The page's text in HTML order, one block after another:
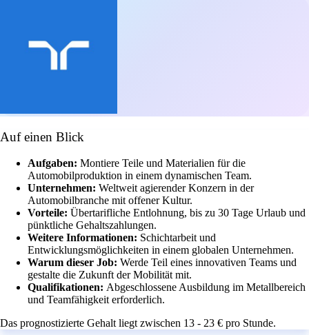
Auf einen Blick
Aufgaben: Montiere Teile und Materialien für die
Automobilproduktion in einem dynamischen Team.
Unternehmen: Weltweit agierender Konzern in der
Automobilbranche mit offener Kultur.
Vorteile: Übertarifliche Entlohnung, bis zu 30 Tage Urlaub und
pünktliche Gehaltszahlungen.
Weitere Informationen: Schichtarbeit und
Entwicklungsmöglichkeiten in einem globalen Unternehmen.
Warum dieser Job: Werde Teil eines innovativen Teams und
gestalte die Zukunft der Mobilität mit.
Qualifikationen: Abgeschlossene Ausbildung im Metallbereich
und Teamfähigkeit erforderlich.
Das prognostizierte Gehalt liegt zwischen 13 - 23 € pro Stunde.